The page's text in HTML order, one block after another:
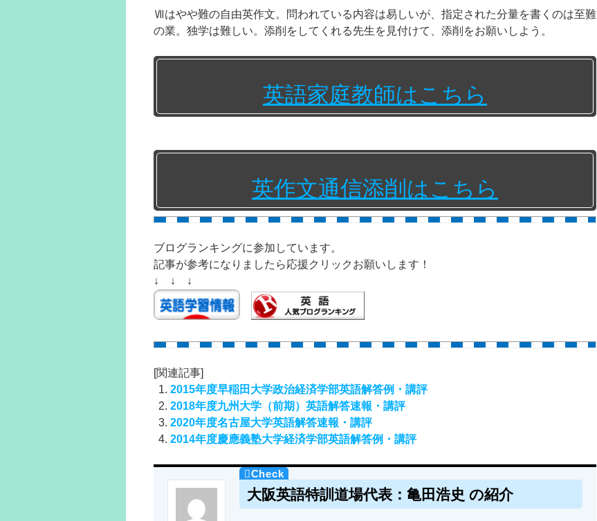
Ⅶはやや難の自由英作文。問われている内容は易しいが、指定された分量を書くのは至難
の業。独学は難しい。添削をしてくれる先生を見付けて、添削をお願いしよう。
英語家庭教師はこちら
英作文通信添削はこちら
ブログランキングに参加しています。
記事が参考になりましたら応援クリックお願いします！
↓ ↓ ↓
[関連記事]
2015年度早稲田大学政治経済学部英語解答例・講評
2018年度九州大学（前期）英語解答速報・講評
2020年度名古屋大学英語解答速報・講評
2014年度慶應義塾大学経済学部英語解答例・講評
大阪英語特訓道場代表：亀田浩史 の紹介